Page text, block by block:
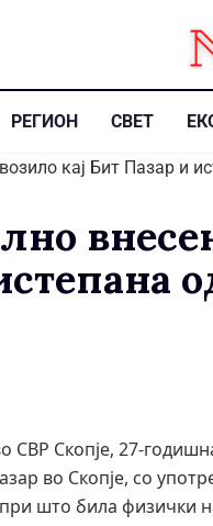
РЕГИОН СВЕТ
СВР Скопје, 27-
во Скопје, со
што била физички